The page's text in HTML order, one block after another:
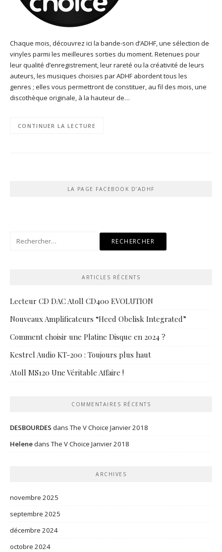
Chaque mois, découvrez ici la bande-son d’ADHF, une sélection de
vinyles parmi les meilleures sorties du moment. Retenues pour
leur qualité d’enregistrement, leur rareté ou la créativité de leurs
auteurs, les musiques choisies par ADHF abordent tous les
genres ; elles vous permettront de constituer, au fil des mois, une
discothèque originale, à la hauteur de…
CONTINUER LA LECTURE
LA PAGE FACEBOOK D’ADHF
Rechercher :
ARTICLES RÉCENTS
Lecteur CD DAC Atoll CD400 EVOLUTION
Nouveaux Amplificateurs “Heed Obelisk Integrated”
Comment choisir une Platine Disque en 2024 ?
Kestrel Audio KT-200 : Toujours plus haut
Atoll MS120 Une Véritable Affaire !
COMMENTAIRES RÉCENTS
DESBOURDES dans The V Choice Janvier 2018
Helenedans The V Choice Janvier 2018
ARCHIVES
novembre 2025
septembre 2025
décembre 2024
octobre 2024